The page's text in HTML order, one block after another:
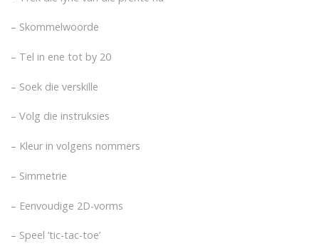
– Skommelwoorde
– Tel in ene tot by 20
– Soek die verskille
– Volg die instruksies
– Kleur in volgens nommers
– Simmetrie
– Eenvoudige 2D-vorms
– Speel ‘tic-tac-toe’